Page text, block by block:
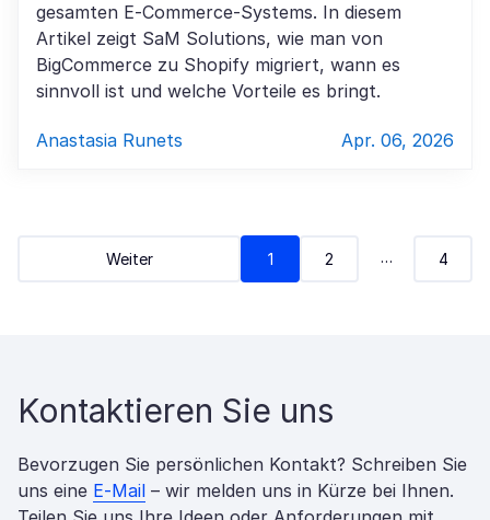
gesamten E-Commerce-Systems. In diesem
Artikel zeigt SaM Solutions, wie man von
BigCommerce zu Shopify migriert, wann es
sinnvoll ist und welche Vorteile es bringt.
Anastasia Runets Apr. 06, 2026
1 2 … 4
Weiter
Kontaktieren Sie uns
Bevorzugen Sie persönlichen Kontakt? Schreiben Sie
uns eine E-Mail – wir melden uns in Kürze bei Ihnen.